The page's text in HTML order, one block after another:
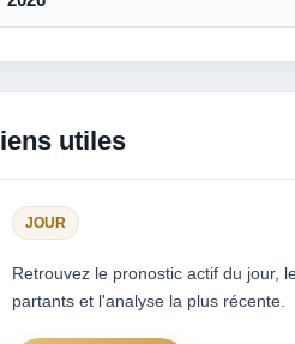
utiles
JOUR
Retrouvez le pronostic actif du jour,
partants et l'analyse la plus récente.